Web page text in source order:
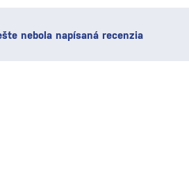
nebola napísaná recenzia